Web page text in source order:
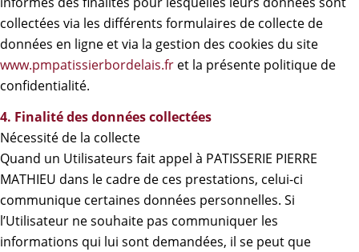
collectées via les différents formulaires de collecte de
données en ligne et via la gestion des cookies du site
www.pmpatissierbordelais.fr et la présente politique de
confidentialité.
4. Finalité des données collectées
Nécessité de la collecte
Quand un Utilisateurs fait appel à PATISSERIE PIERRE
MATHIEU dans le cadre de ces prestations, celui-ci
communique certaines données personnelles. Si
l’Utilisateur ne souhaite pas communiquer les
informations qui lui sont demandées, il se peut que